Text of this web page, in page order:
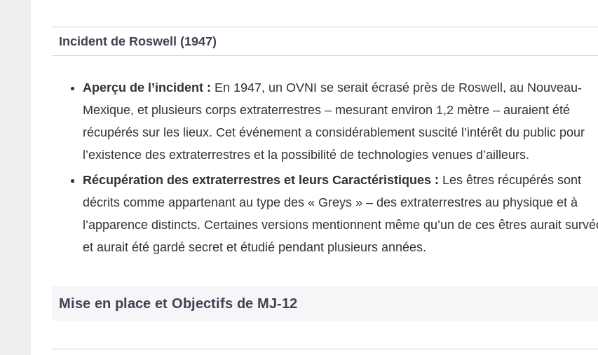
Incident de Roswell (1947)
Aperçu de l’incident : En 1947, un OVNI se serait écrasé près de Roswell, au Nouveau-
Mexique, et plusieurs corps extraterrestres – mesurant environ 1,2 mètre – auraient été
récupérés sur les lieux. Cet événement a considérablement suscité l’intérêt du public pour
l’existence des extraterrestres et la possibilité de technologies venues d’ailleurs.
Récupération des extraterrestres et leurs Caractéristiques : Les êtres récupérés sont
décrits comme appartenant au type des « Greys » – des extraterrestres au physique et à
l’apparence distincts. Certaines versions mentionnent même qu’un de ces êtres aurait
et aurait été gardé secret et étudié pendant plusieurs années.
Mise en place et Objectifs de MJ‑12